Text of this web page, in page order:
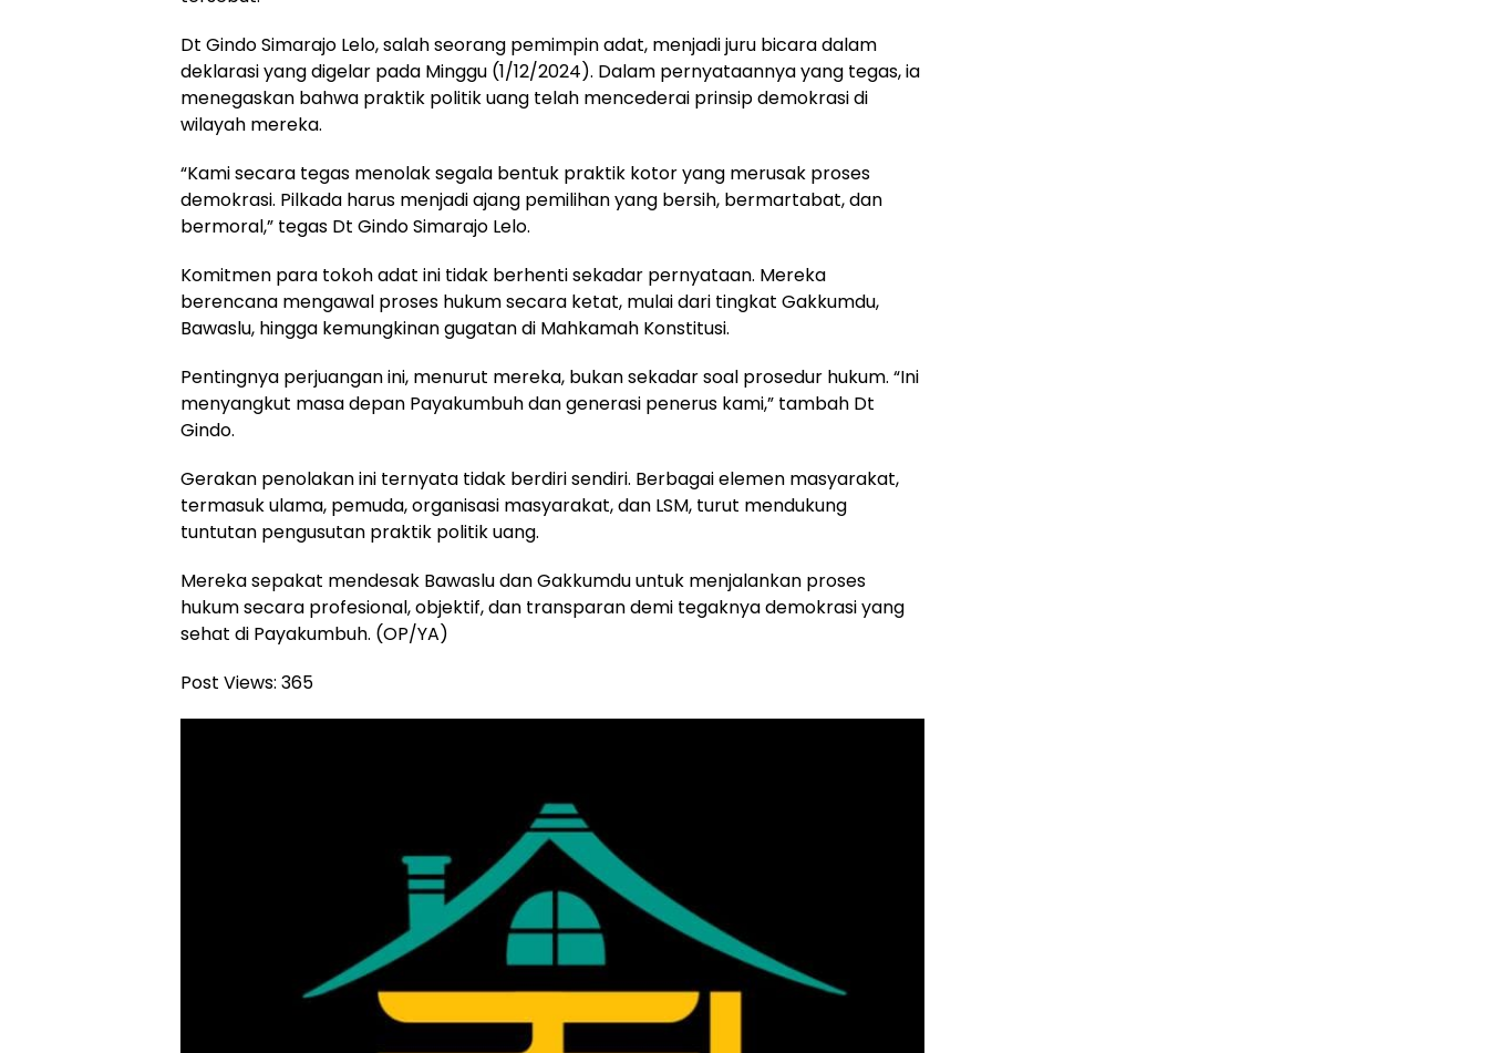
Dt Gindo Simarajo Lelo, salah seorang pemimpin adat, menjadi juru bicara dalam
deklarasi yang digelar pada Minggu (1/12/2024). Dalam pernyataannya yang tegas, ia
menegaskan bahwa praktik politik uang telah mencederai prinsip demokrasi di
wilayah mereka.
“Kami secara tegas menolak segala bentuk praktik kotor yang merusak proses
demokrasi. Pilkada harus menjadi ajang pemilihan yang bersih, bermartabat, dan
bermoral,” tegas Dt Gindo Simarajo Lelo.
Komitmen para tokoh adat ini tidak berhenti sekadar pernyataan. Mereka
berencana mengawal proses hukum secara ketat, mulai dari tingkat Gakkumdu,
Bawaslu, hingga kemungkinan gugatan di Mahkamah Konstitusi.
Pentingnya perjuangan ini, menurut mereka, bukan sekadar soal prosedur hukum. “Ini
menyangkut masa depan Payakumbuh dan generasi penerus kami,” tambah Dt
Gindo.
Gerakan penolakan ini ternyata tidak berdiri sendiri. Berbagai elemen masyarakat,
termasuk ulama, pemuda, organisasi masyarakat, dan LSM, turut mendukung
tuntutan pengusutan praktik politik uang.
Mereka sepakat mendesak Bawaslu dan Gakkumdu untuk menjalankan proses
hukum secara profesional, objektif, dan transparan demi tegaknya demokrasi yang
sehat di Payakumbuh. (OP/YA)
Post Views: 365